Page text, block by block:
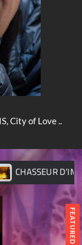
City of Love ..
– Octobre 2017
FEATURED